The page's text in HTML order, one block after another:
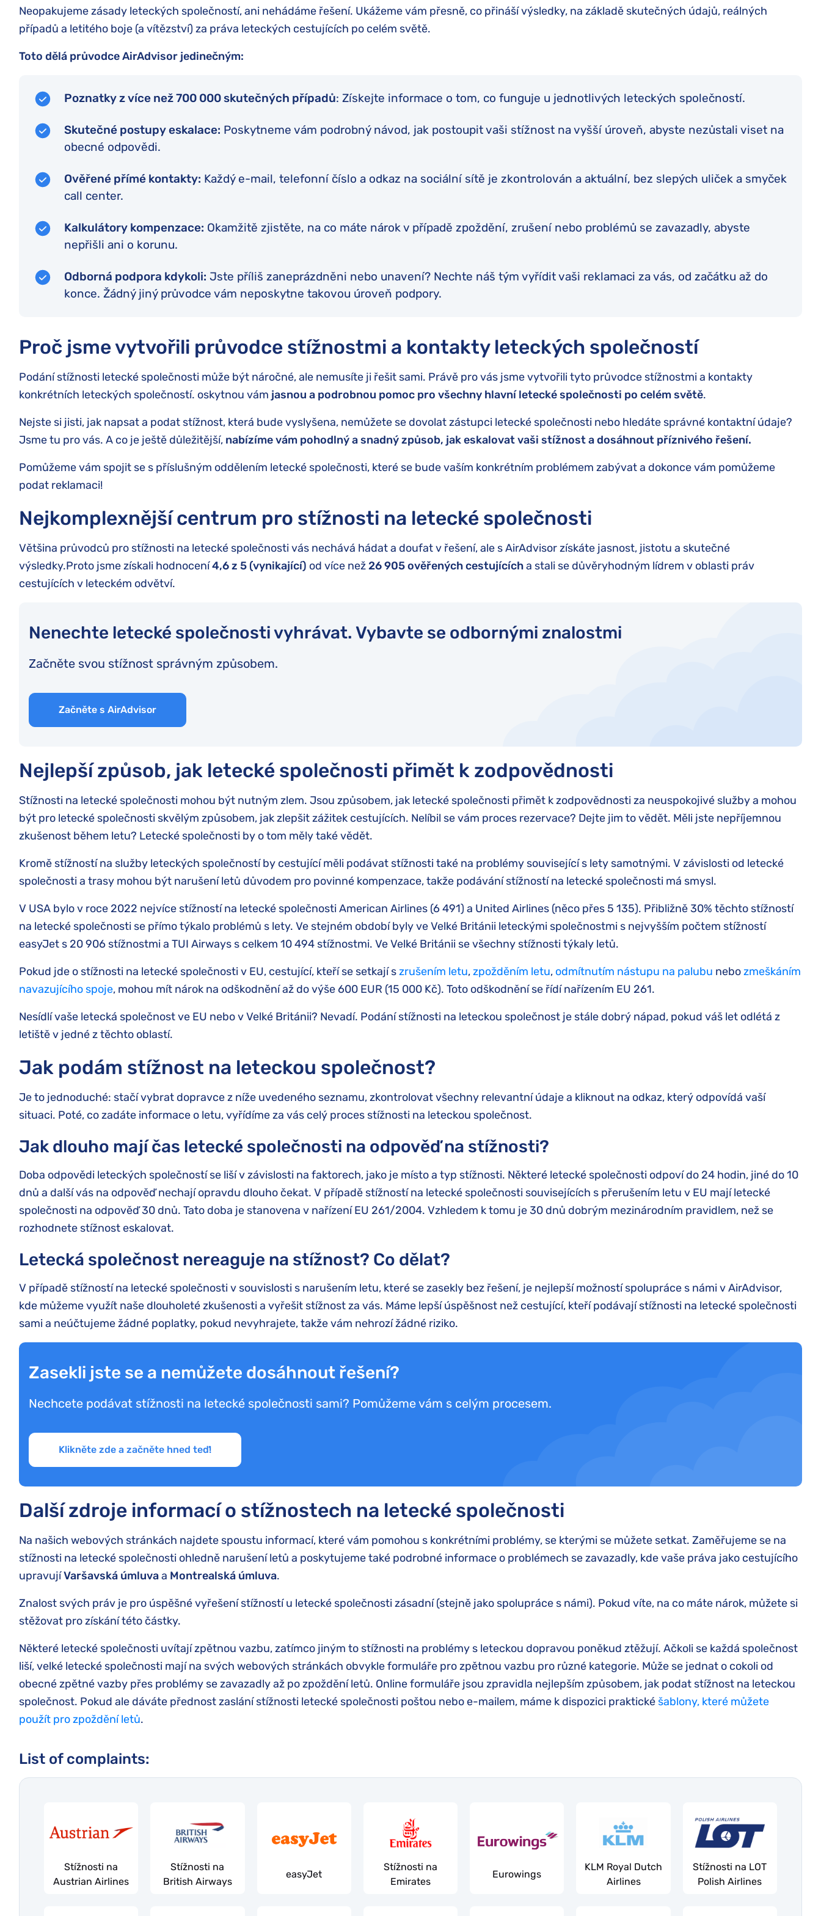
Turkish Airlines kompenzace
easyJet kompenzace
Qatar Airways kompenzace
Smartwings kompenzace
Varšavská úmluva
Neopakujeme zásady leteckých společností, ani nehádáme řešení. Ukážeme vám přesně, co přináší výsledky, na základě skutečných údajů, reálných
případů a letitého boje (a vítězství) za práva leteckých cestujících po celém světě.
Toto dělá průvodce AirAdvisor jedinečným:
Poznatky z více než 700 000 skutečných případů: Získejte informace o tom, co funguje u jednotlivých leteckých společností.
Skutečné postupy eskalace: Poskytneme vám podrobný návod, jak postoupit vaši stížnost na vyšší úroveň, abyste nezůstali viset na
obecné odpovědi.
Ověřené přímé kontakty: Každý e-mail, telefonní číslo a odkaz na sociální sítě je zkontrolován a aktuální, bez slepých uliček a smyček
call center.
Kalkulátory kompenzace: Okamžitě zjistěte, na co máte nárok v případě zpoždění, zrušení nebo problémů se zavazadly, abyste
nepřišli ani o korunu.
Odborná podpora kdykoli: Jste příliš zaneprázdněni nebo unavení? Nechte náš tým vyřídit vaši reklamaci za vás, od začátku až do
konce. Žádný jiný průvodce vám neposkytne takovou úroveň podpory.
Proč jsme vytvořili průvodce stížnostmi a kontakty leteckých společností
Podání stížnosti letecké společnosti může být náročné, ale nemusíte ji řešit sami. Právě pro vás jsme vytvořili tyto průvodce stížnostmi a kontakty
konkrétních leteckých společností. oskytnou vám jasnou a podrobnou pomoc pro všechny hlavní letecké společnosti po celém světě.
Nejste si jisti, jak napsat a podat stížnost, která bude vyslyšena, nemůžete se dovolat zástupci letecké společnosti nebo hledáte správné kontaktní údaje?
Jsme tu pro vás. A co je ještě důležitější, nabízíme vám pohodlný a snadný způsob, jak eskalovat vaši stížnost a dosáhnout příznivého řešení.
Pomůžeme vám spojit se s příslušným oddělením letecké společnosti, které se bude vaším konkrétním problémem zabývat a dokonce vám pomůžeme
podat reklamaci!
Nejkomplexnější centrum pro stížnosti na letecké společnosti
Většina průvodců pro stížnosti na letecké společnosti vás nechává hádat a doufat v řešení, ale s AirAdvisor získáte jasnost, jistotu a skutečné
výsledky.Proto jsme získali hodnocení4,6z 5 (vynikající) od více než26 905ověřených cestujícícha stali se důvěryhodným lídrem v oblasti práv
cestujících v leteckém odvětví.
Nenechte letecké společnosti vyhrávat. Vybavte se odbornými znalostmi
Začněte svou stížnost správným způsobem.
Začněte s AirAdvisor
Nejlepší způsob, jak letecké společnosti přimět k zodpovědnosti
Stížnosti na letecké společnosti mohou být nutným zlem. Jsou způsobem, jak letecké společnosti přimět k zodpovědnosti za neuspokojivé služby a mohou
být pro letecké společnosti skvělým způsobem, jak zlepšit zážitek cestujících. Nelíbil se vám proces rezervace? Dejte jim to vědět. Měli jste nepříjemnou
zkušenost během letu? Letecké společnosti by o tom měly také vědět.
Kromě stížností na služby leteckých společností by cestující měli podávat stížnosti také na problémy související s lety samotnými. V závislosti od letecké
společnosti a trasy mohou být narušení letů důvodem pro povinné kompenzace, takže podávání stížností na letecké společnosti má smysl.
V USA bylo v roce 2022 nejvíce stížností na letecké společnosti American Airlines (6 491) a United Airlines (něco přes 5 135). Přibližně 30% těchto stížností
na letecké společnosti se přímo týkalo problémů s lety. Ve stejném období byly ve Velké Británii leteckými společnostmi s nejvyšším počtem stížností
easyJet s 20 906 stížnostmi a TUI Airways s celkem 10 494 stížnostmi. Ve Velké Británii se všechny stížnosti týkaly letů.
Pokud jde o stížnosti na letecké společnosti v EU, cestující, kteří se setkají szrušením letu,zpožděním letu, odmítnutím nástupu na palubu nebozmeškáním
navazujícího spoje, mohou mít nárok na odškodnění až do výše 600 EUR (15 000 Kč). Toto odškodnění se řídí nařízením EU 261.
Nesídlí vaše letecká společnost ve EU nebo v Velké Británii? Nevadí. Podání stížnosti na leteckou společnost je stále dobrý nápad, pokud váš let odlétá z
letiště v jedné z těchto oblastí.
Jak podám stížnost na leteckou společnost?
Je to jednoduché: stačí vybrat dopravce z níže uvedeného seznamu, zkontrolovat všechny relevantní údaje a kliknout na odkaz, který odpovídá vaší
situaci. Poté, co zadáte informace o letu, vyřídíme za vás celý proces stížnosti na leteckou společnost.
Jak dlouho mají čas letecké společnosti na odpověď na stížnosti?
Doba odpovědi leteckých společností se liší v závislosti na faktorech, jako je místo a typ stížnosti. Některé letecké společnosti odpoví do 24 hodin, jiné do 10
dnů a další vás na odpověď nechají opravdu dlouho čekat. V případě stížností na letecké společnosti souvisejících s přerušením letu v EU mají letecké
společnosti na odpověď 30 dnů. Tato doba je stanovena v nařízení EU 261/2004. Vzhledem k tomu je 30 dnů dobrým mezinárodním pravidlem, než se
rozhodnete stížnost eskalovat.
Letecká společnost nereaguje na stížnost? Co dělat?
V případě stížností na letecké společnosti v souvislosti s narušením letu, které se zasekly bez řešení, je nejlepší možností spolupráce s námi v AirAdvisor,
kde můžeme využít naše dlouholeté zkušenosti a vyřešit stížnost za vás. Máme lepší úspěšnost než cestující, kteří podávají stížnosti na letecké společnosti
sami a neúčtujeme žádné poplatky, pokud nevyhrajete, takže vám nehrozí žádné riziko.
Zasekli jste se a nemůžete dosáhnout řešení?
Nechcete podávat stížnosti na letecké společnosti sami? Pomůžeme vám s celým procesem.
Klikněte zde a začněte hned teď!
Další zdroje informací o stížnostech na letecké společnosti
Na našich webových stránkách najdete spoustu informací, které vám pomohou s konkrétními problémy, se kterými se můžete setkat. Zaměřujeme se na
stížnosti na letecké společnosti ohledně narušení letů a poskytujeme také podrobné informace o problémech se zavazadly, kde vaše práva jako cestujícího
upravujíVaršavská úmluvaa Montrealská úmluva.
Znalost svých práv je pro úspěšné vyřešení stížností u letecké společnosti zásadní (stejně jako spolupráce s námi). Pokud víte, na co máte nárok, můžete si
stěžovat pro získání této částky.
Některé letecké společnosti uvítají zpětnou vazbu, zatímco jiným to stížnosti na problémy s leteckou dopravou poněkud ztěžují. Ačkoli se každá společnost
liší, velké letecké společnosti mají na svých webových stránkách obvykle formuláře pro zpětnou vazbu pro různé kategorie. Může se jednat o cokoli od
obecné zpětné vazby přes problémy se zavazadly až po zpoždění letů. Online formuláře jsou zpravidla nejlepším způsobem, jak podat stížnost na leteckou
společnost. Pokud ale dáváte přednost zaslání stížnosti letecké společnosti poštou nebo e-mailem, máme k dispozici praktické šablony, které můžete
použít pro zpoždění letů.
List of сomplaints:
Stížnosti na
Austrian Airlines
Stížnosti na
British Airways
easyJet
Stížnosti na
Emirates
Eurowings
KLM Royal Dutch
Airlines
Stížnosti na LOT
Polish Airlines